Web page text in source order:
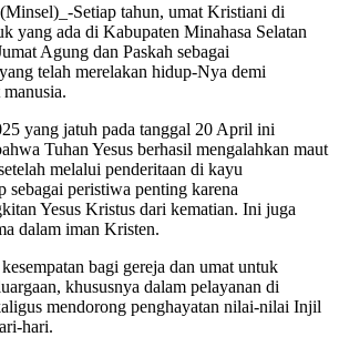
Setiap tahun, umat Kristiani di
yang ada di Kabupaten Minahasa Selatan
Agung dan Paskah sebagai
telah merelakan hidup-Nya demi
yang jatuh pada tanggal 20 April ini
Tuhan Yesus berhasil mengalahkan maut
melalui penderitaan di kayu
sebagai peristiwa penting karena
Yesus Kristus dari kematian. Ini juga
dalam iman Kristen.
bagi gereja dan umat untuk
khususnya dalam pelayanan di
mendorong penghayatan nilai-nilai Injil
hari.